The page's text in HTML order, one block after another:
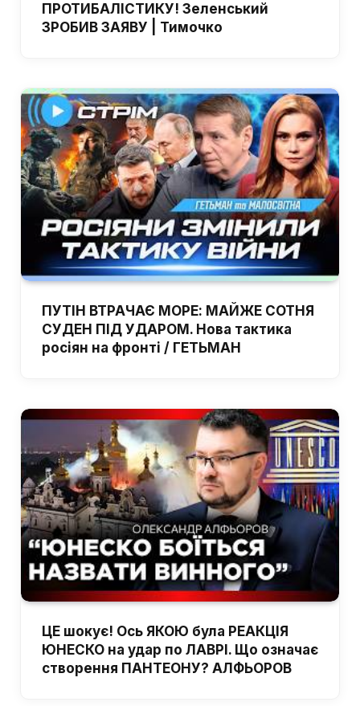
ПРОТИБАЛІСТИКУ! Зеленський
ЗРОБИВ ЗАЯВУ | Тимочко
ПУТІН ВТРАЧАЄ МОРЕ: МАЙЖЕ СОТНЯ
СУДЕН ПІД УДАРОМ. Нова тактика
росіян на фронті / ГЕТЬМАН
ЦЕ шокує! Ось ЯКОЮ була РЕАКЦІЯ
ЮНЕСКО на удар по ЛАВРІ. Що означає
створення ПАНТЕОНУ? АЛФЬОРОВ